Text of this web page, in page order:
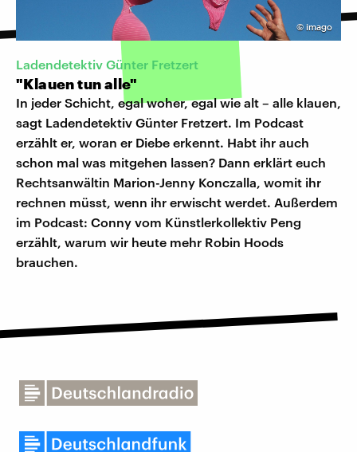
© imago
Ladendetektiv Günter Fretzert
"Klauen tun alle"
In jeder Schicht, egal woher, egal wie alt – alle klauen,
sagt Ladendetektiv Günter Fretzert. Im Podcast
erzählt er, woran er Diebe erkennt. Habt ihr auch
schon mal was mitgehen lassen? Dann erklärt euch
Rechtsanwältin Marion-Jenny Konczalla, womit ihr
rechnen müsst, wenn ihr erwischt werdet. Außerdem
im Podcast: Conny vom Künstlerkollektiv Peng
erzählt, warum wir heute mehr Robin Hoods
brauchen.